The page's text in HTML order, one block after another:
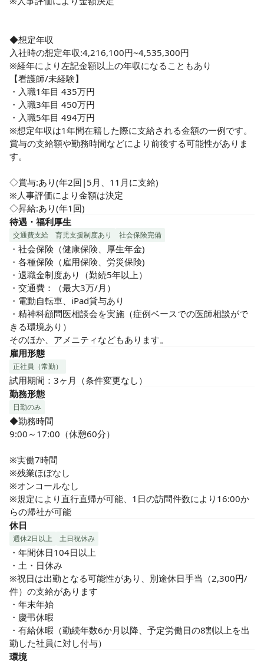
◆想定年収
入社時の想定年収:4,216,100円~4,535,300円
※経年により左記金額以上の年収になることもあり
【看護師/未経験】
・入職1年目 435万円
・入職3年目 450万円
・入職5年目 494万円
※想定年収は1年間在籍した際に支給される金額の一例です。
賞与の支給額や勤務時間などにより前後する可能性がありま
す。
◇賞与:あり(年2回|5月、11月に支給)
※人事評価により金額は決定
◇昇給:あり(年1回)
待遇・福利厚生
交通費支給 育児支援制度あり 社会保険完備
・社会保険（健康保険、厚生年金)
・各種保険（雇用保険、労災保険)
・退職金制度あり（勤続5年以上）
・交通費：（最大3万/月）
・電動自転車、iPad貸与あり
・精神科顧問医相談会を実施（症例ベースでの医師相談がで
きる環境あり）
そのほか、アメニティなどもあります。
雇用形態
正社員（常勤）
試用期間：3ヶ月（条件変更なし）
勤務形態
日勤のみ
◆勤務時間
9:00～17:00（休憩60分）
※実働7時間
※残業ほぼなし
※オンコールなし
※規定により直行直帰が可能、1日の訪問件数により16:00か
らの帰社が可能
休日
週休2日以上 土日祝休み
・年間休日104日以上
・土・日休み
※祝日は出勤となる可能性があり、別途休日手当（2,300円/
件）の支給があります
・年末年始
・慶弔休暇
・有給休暇（勤続年数6か月以降、予定労働日の8割以上を出
勤した社員に対し付与）
環境